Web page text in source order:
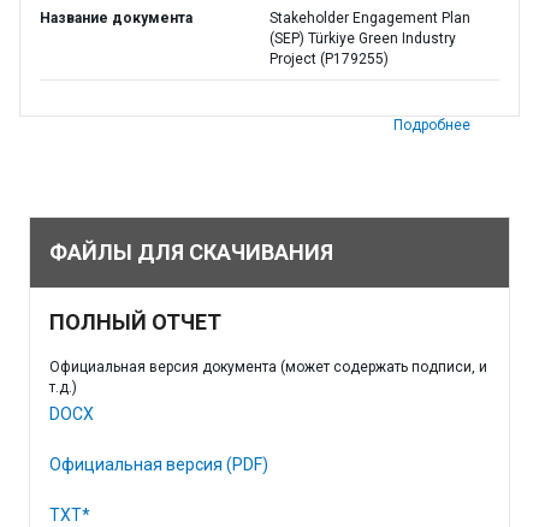
Название документа
Stakeholder Engagement Plan
(SEP) Türkiye Green Industry
Project (P179255)
Подробнее
ФАЙЛЫ ДЛЯ СКАЧИВАНИЯ
ПОЛНЫЙ ОТЧЕТ
Официальная версия документа (может содержать подписи, и
т.д.)
DOCX
Официальная версия (PDF)
TXT*